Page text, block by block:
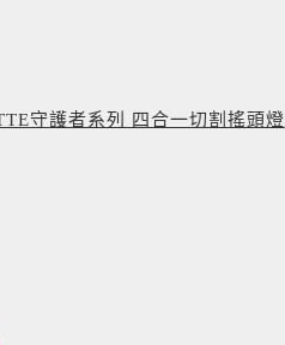
守護者系列 四合一切割搖頭燈